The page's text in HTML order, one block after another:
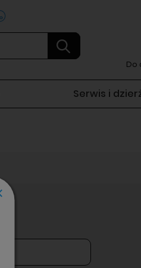
Do
Serwis i